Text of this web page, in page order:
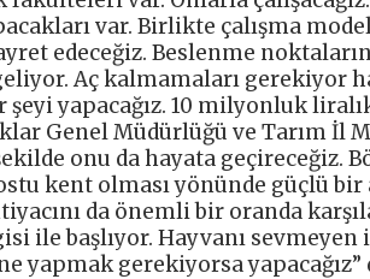
var. Birlikte çalışma
edeceğiz. Beslenme
Aç kalmamaları gerekiyor
şeyi yapacağız. 10 milyonluk
Genel Müdürlüğü ve Tarım İl
onu da hayata geçireceğiz.
kent olması yönünde güçlü bir
da önemli bir oranda
ile başlıyor. Hayvanı sevmeyen
yapmak gerekiyorsa yapacağız”